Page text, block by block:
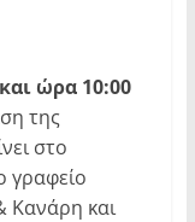
ώρα 10:00
της
στο
γραφείο
Κανάρη και